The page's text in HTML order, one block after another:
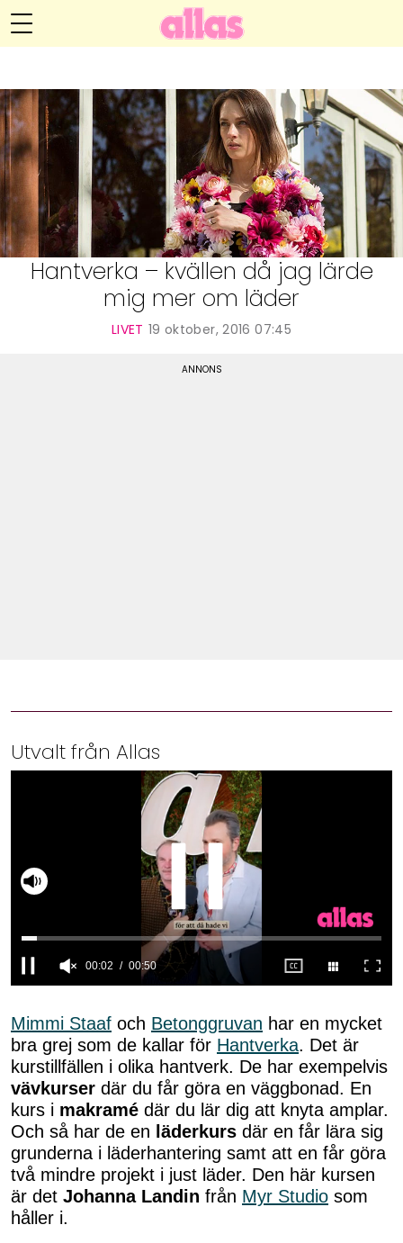
Hälsa
Relationer
Handarbete
Anna María Larssons blogg
Hem
Om Anna María
Kategorier
Arkiv
Kontakt
Hantverka – kvällen då jag lärde
mig mer om läder
LIVET 19 oktober, 2016 07:45
Utvalt från Allas
of
50
seconds
00:02 00:50
Mimmi Staaf och Betonggruvan har en mycket
bra grej som de kallar för Hantverka. Det är
kurstillfällen i olika hantverk. De har exempelvis
vävkurser där du får göra en väggbonad. En
kurs i makramé där du lär dig att knyta amplar.
Och så har de en läderkurs där en får lära sig
grunderna i läderhantering samt att en får göra
två mindre projekt i just läder. Den här kursen
är det Johanna Landin från Myr Studio som
håller i.